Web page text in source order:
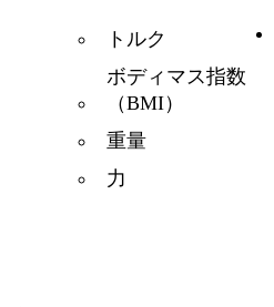
トルク
ボディマス指数
（BMI）
重量
力